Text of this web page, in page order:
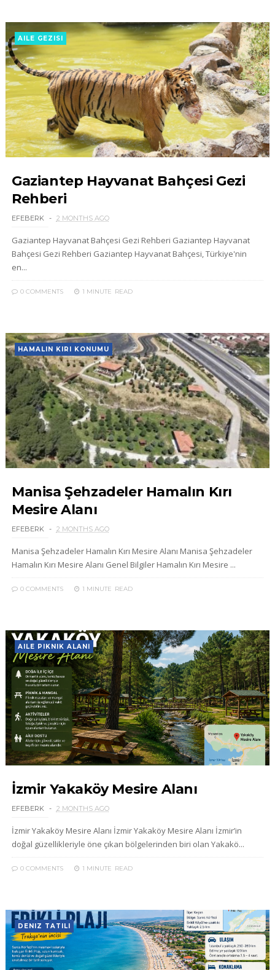
AILE GEZISI
Gaziantep Hayvanat Bahçesi Gezi
Rehberi
EFEBERK 2 MONTHS AGO
Gaziantep Hayvanat Bahçesi Gezi Rehberi Gaziantep Hayvanat
Bahçesi Gezi Rehberi Gaziantep Hayvanat Bahçesi, Türkiye'nin
en...
0 COMMENTS 1 MINUTE READ
HAMALIN KIRI KONUMU
Manisa Şehzadeler Hamalın Kırı
Mesire Alanı
EFEBERK 2 MONTHS AGO
Manisa Şehzadeler Hamalın Kırı Mesire Alanı Manisa Şehzadeler
Hamalın Kırı Mesire Alanı Genel Bilgiler Hamalın Kırı Mesire ...
0 COMMENTS 1 MINUTE READ
AILE PIKNIK ALANI
İzmir Yakaköy Mesire Alanı
EFEBERK 2 MONTHS AGO
İzmir Yakaköy Mesire Alanı İzmir Yakaköy Mesire Alanı İzmir’in
doğal güzellikleriyle öne çıkan bölgelerinden biri olan Yakakö...
0 COMMENTS 1 MINUTE READ
DENIZ TATILI